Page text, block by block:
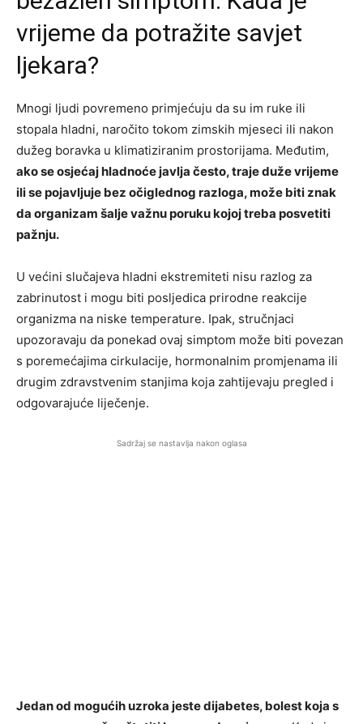
vrijeme da potražite savjet
ljekara?
Mnogi ljudi povremeno primjećuju da su im ruke ili
stopala hladni, naročito tokom zimskih mjeseci ili nakon
dužeg boravka u klimatiziranim prostorijama. Međutim,
ako se osjećaj hladnoće javlja često, traje duže vrijeme
ili se pojavljuje bez očiglednog razloga, može biti znak
da organizam šalje važnu poruku kojoj treba posvetiti
pažnju.
U većini slučajeva hladni ekstremiteti nisu razlog za
zabrinutost i mogu biti posljedica prirodne reakcije
organizma na niske temperature. Ipak, stručnjaci
upozoravaju da ponekad ovaj simptom može biti povezan
s poremećajima cirkulacije, hormonalnim promjenama ili
drugim zdravstvenim stanjima koja zahtijevaju pregled i
odgovarajuće liječenje.
Sadržaj se nastavlja nakon oglasa
Jedan od mogućih uzroka jeste dijabetes, bolest koja s